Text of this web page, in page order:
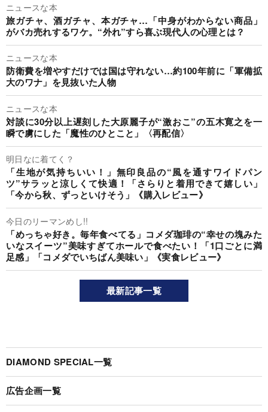
ニュースな本
旅ガチャ、酒ガチャ、本ガチャ…「中身がわからない商品」
がバカ売れするワケ。“外れ”すら喜ぶ現代人の心理とは？
ニュースな本
防衛費を増やすだけでは国は守れない…約100年前に「軍備拡
大のワナ」を見抜いた人物
ニュースな本
対談に30分以上遅刻した大原麗子が“激おこ”の五木寛之を一
瞬で虜にした「魔性のひとこと」〈再配信〉
明日なに着てく？
「生地が気持ちいい！」無印良品の“風を通すワイドパン
ツ”サラッと涼しくて快適！「さらりと着用できて嬉しい」
「今から秋、ずっといけそう」《購入レビュー》
今日のリーマンめし!!
「めっちゃ好き。毎年食べてる」コメダ珈琲の“幸せの塊みた
いなスイーツ”美味すぎてホールで食べたい！「1口ごとに満
足感」「コメダでいちばん美味い」《実食レビュー》
最新記事一覧
DIAMOND SPECIAL一覧
広告企画一覧